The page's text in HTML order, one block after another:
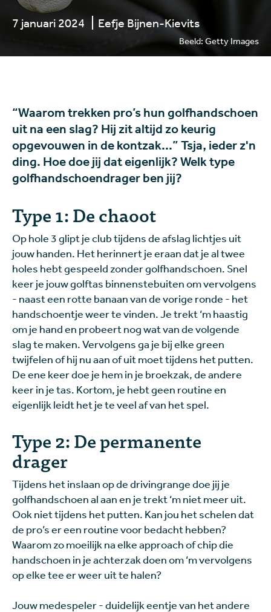
7 januari 2024 Eefje Bijnen-Kievits
Beeld: Getty Images
“Waarom trekken pro’s hun golfhandschoen
uit na een slag? Hij zit altijd zo keurig
opgevouwen in de kontzak...” Tsja, ieder z'n
ding. Hoe doe jij dat eigenlijk? Welk type
golfhandschoendrager ben jij?
Type 1: De chaoot
Op hole 3 glipt je club tijdens de afslag lichtjes uit
jouw handen. Het herinnert je eraan dat je al twee
holes hebt gespeeld zonder golfhandschoen. Snel
keer je jouw golftas binnenstebuiten om vervolgens
- naast een rotte banaan van de vorige ronde - het
handschoentje weer te vinden. Je trekt ‘m haastig
om je hand en probeert nog wat van de volgende
slag te maken. Vervolgens ga je bij elke green
twijfelen of hij nu aan of uit moet tijdens het putten.
De ene keer doe je hem in je broekzak, de andere
keer in je tas. Kortom, je hebt geen routine en
eigenlijk leidt het je te veel af van het spel.
Type 2: De permanente
drager
Tijdens het inslaan op de drivingrange doe jij je
golfhandschoen al aan en je trekt ‘m niet meer uit.
Ook niet tijdens het putten. Kan jou het schelen dat
de pro’s er een routine voor bedacht hebben?
Waarom zo moeilijk na elke approach of chip die
handschoen in je achterzak doen om ‘m vervolgens
op elke tee er weer uit te halen?
Jouw medespeler - duidelijk eentje van het andere